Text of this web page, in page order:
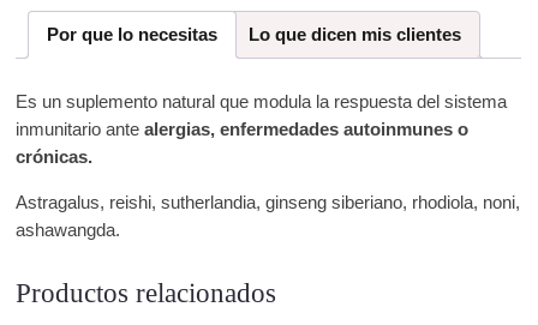
Por que lo necesitas Lo que dicen mis clientes
Es un suplemento natural que modula la respuesta del sistema
inmunitario antealergias, enfermedades autoinmunes o
crónicas.
Astragalus, reishi, sutherlandia, ginseng siberiano, rhodiola, noni,
ashawangda.
Productos relacionados